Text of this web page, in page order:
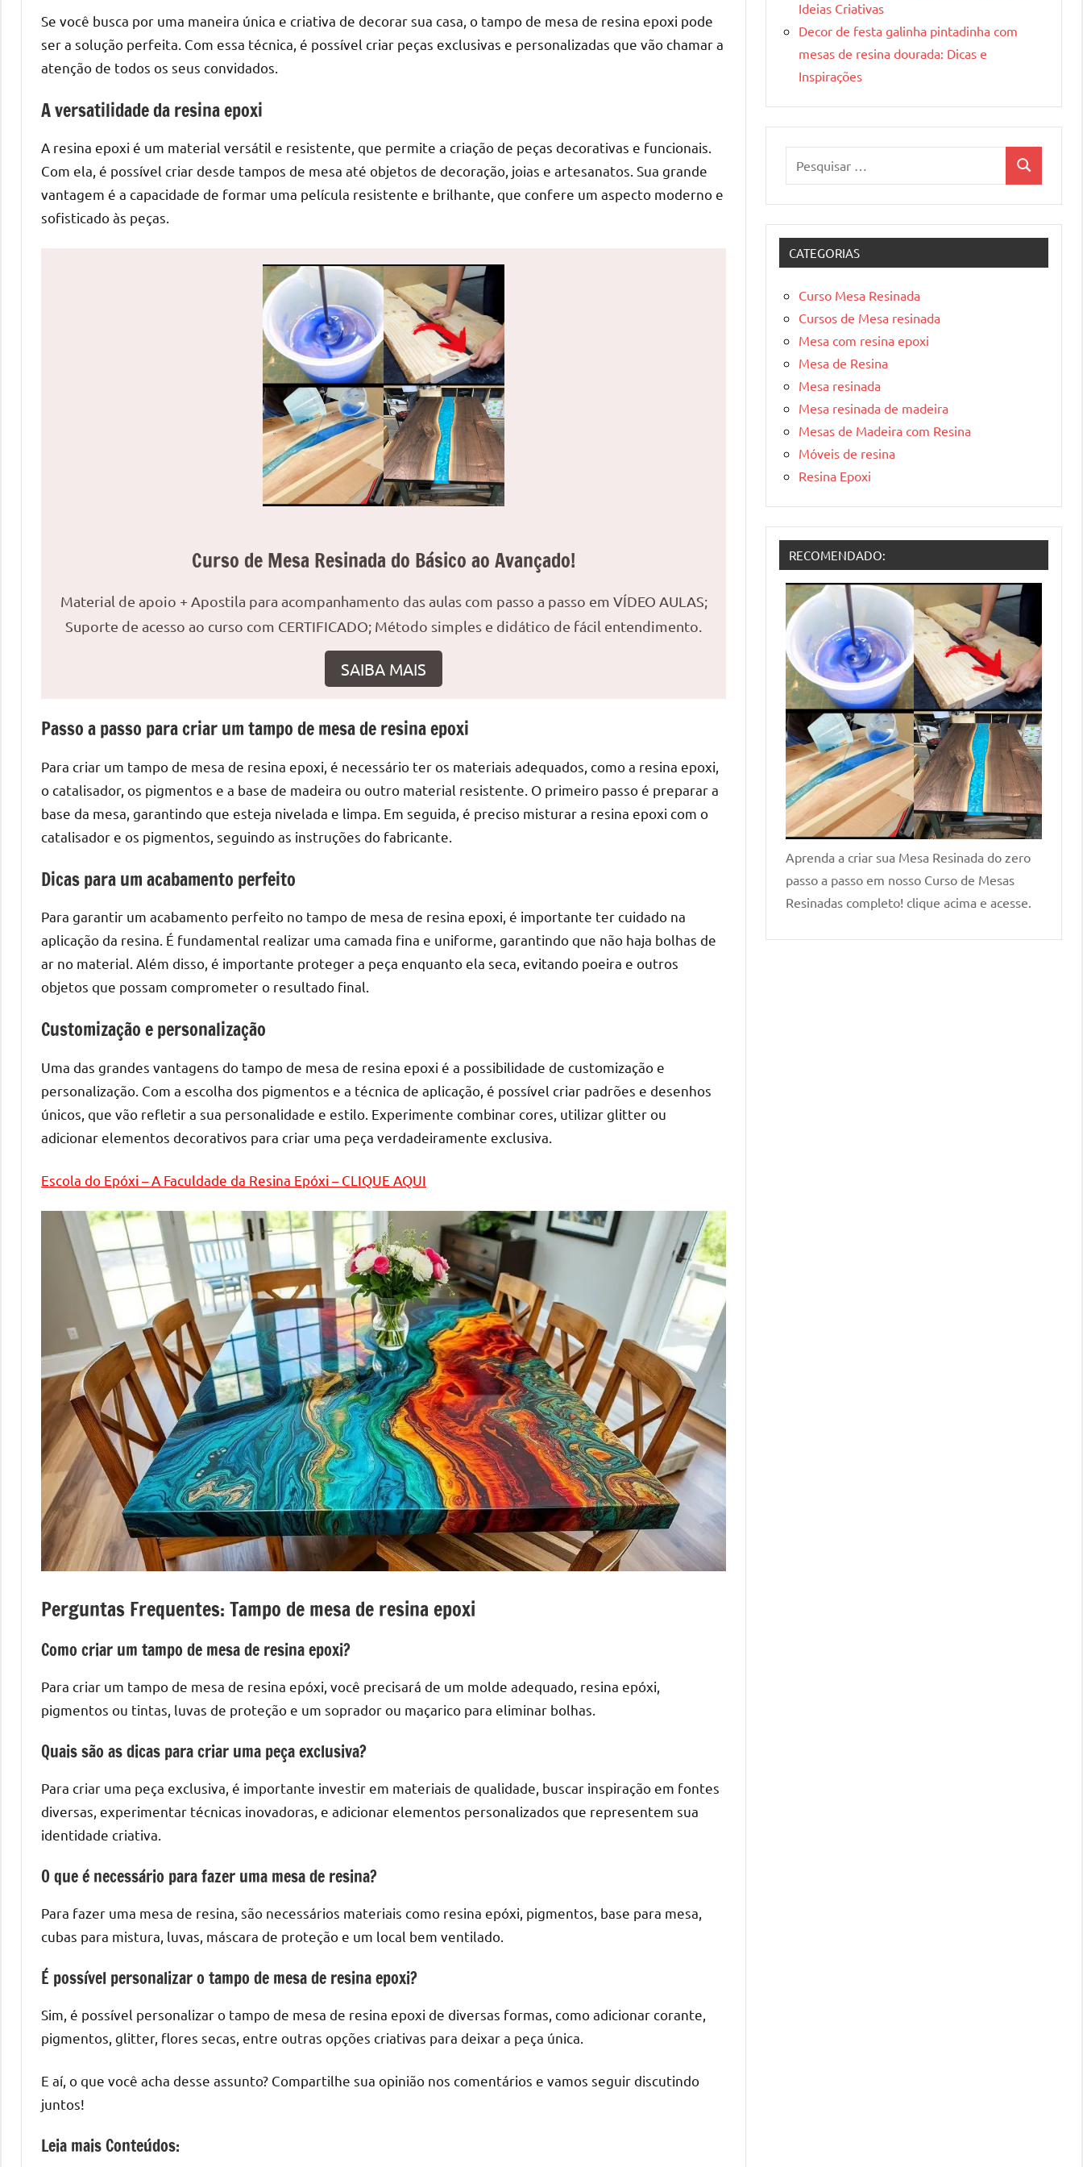
de
mesas
Quer
esteja
procura
de
uma
mesa
redonda
para
reuniões
ou
uma
jantar
8
lugares,
encontrará
o
precisa
para
transformar
seu
únicas.
Nosso
conteúdo
é
as
melhores
tendências
criar
mesa
de
de
alta
qualidade,
como
as
populares
River
Tables
e
mesas
de
tampinhas
resinadas.
Se você busca por uma maneira única e criativa de decorar sua casa, o tampo de mesa de resina epoxi pode
ser a solução perfeita. Com essa técnica, é possível criar peças exclusivas e personalizadas que vão chamar a
atenção de todos os seus convidados.
A versatilidade da resina epoxi
A resina epoxi é um material versátil e resistente, que permite a criação de peças decorativas e funcionais.
Com ela, é possível criar desde tampos de mesa até objetos de decoração, joias e artesanatos. Sua grande
vantagem é a capacidade de formar uma película resistente e brilhante, que confere um aspecto moderno e
sofisticado às peças.
Curso de Mesa Resinada do Básico ao Avançado!
Material de apoio + Apostila para acompanhamento das aulas com passo a passo em VÍDEO AULAS;
Suporte de acesso ao curso com CERTIFICADO; Método simples e didático de fácil entendimento.
SAIBA MAIS
Passo a passo para criar um tampo de mesa de resina epoxi
Para criar um tampo de mesa de resina epoxi, é necessário ter os materiais adequados, como a resina epoxi,
o catalisador, os pigmentos e a base de madeira ou outro material resistente. O primeiro passo é preparar a
base da mesa, garantindo que esteja nivelada e limpa. Em seguida, é preciso misturar a resina epoxi com o
catalisador e os pigmentos, seguindo as instruções do fabricante.
Dicas para um acabamento perfeito
Para garantir um acabamento perfeito no tampo de mesa de resina epoxi, é importante ter cuidado na
aplicação da resina. É fundamental realizar uma camada fina e uniforme, garantindo que não haja bolhas de
ar no material. Além disso, é importante proteger a peça enquanto ela seca, evitando poeira e outros
objetos que possam comprometer o resultado final.
Customização e personalização
Uma das grandes vantagens do tampo de mesa de resina epoxi é a possibilidade de customização e
personalização. Com a escolha dos pigmentos e a técnica de aplicação, é possível criar padrões e desenhos
únicos, que vão refletir a sua personalidade e estilo. Experimente combinar cores, utilizar glitter ou
adicionar elementos decorativos para criar uma peça verdadeiramente exclusiva.
Escola do Epóxi – A Faculdade da Resina Epóxi – CLIQUE AQUI
Perguntas Frequentes: Tampo de mesa de resina epoxi
Como criar um tampo de mesa de resina epoxi?
Para criar um tampo de mesa de resina epóxi, você precisará de um molde adequado, resina epóxi,
pigmentos ou tintas, luvas de proteção e um soprador ou maçarico para eliminar bolhas.
Quais são as dicas para criar uma peça exclusiva?
Para criar uma peça exclusiva, é importante investir em materiais de qualidade, buscar inspiração em fontes
diversas, experimentar técnicas inovadoras, e adicionar elementos personalizados que representem sua
identidade criativa.
O que é necessário para fazer uma mesa de resina?
Para fazer uma mesa de resina, são necessários materiais como resina epóxi, pigmentos, base para mesa,
cubas para mistura, luvas, máscara de proteção e um local bem ventilado.
É possível personalizar o tampo de mesa de resina epoxi?
Sim, é possível personalizar o tampo de mesa de resina epoxi de diversas formas, como adicionar corante,
pigmentos, glitter, flores secas, entre outras opções criativas para deixar a peça única.
E aí, o que você acha desse assunto? Compartilhe sua opinião nos comentários e vamos seguir discutindo
juntos!
Leia mais Conteúdos:
Ideias Criativas
Decor de festa galinha pintadinha com
mesas de resina dourada: Dicas e
Inspirações
Pesquisa
CATEGORIAS
Curso Mesa Resinada
Cursos de Mesa resinada
Mesa com resina epoxi
Mesa de Resina
Mesa resinada
Mesa resinada de madeira
Mesas de Madeira com Resina
Móveis de resina
Resina Epoxi
RECOMENDADO:
Aprenda a criar sua Mesa Resinada do zero
passo a passo em nosso Curso de Mesas
Resinadas completo! clique acima e acesse.